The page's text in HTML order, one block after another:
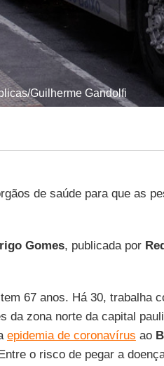
Guilherme Gandolfi
de saúde para que as
Gomes, publicada por
67 anos. Há 30, trabalha
da zona norte da capital
epidemia de coronavírus ao
o risco de pegar a